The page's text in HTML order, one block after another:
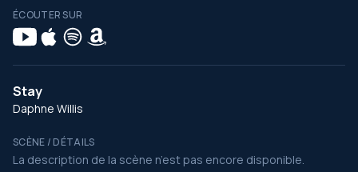
ÉCOUTER SUR
Stay
Daphne Willis
SCÈNE / DÉTAILS
La description de la scène n’est pas encore disponible.